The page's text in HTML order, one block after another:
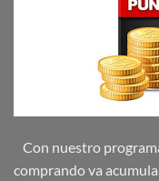
Con nuestro
comprando va